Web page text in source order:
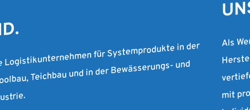
für Systemprodukte in der
Teichbau und in der Bewässerungs- und
Als
mit